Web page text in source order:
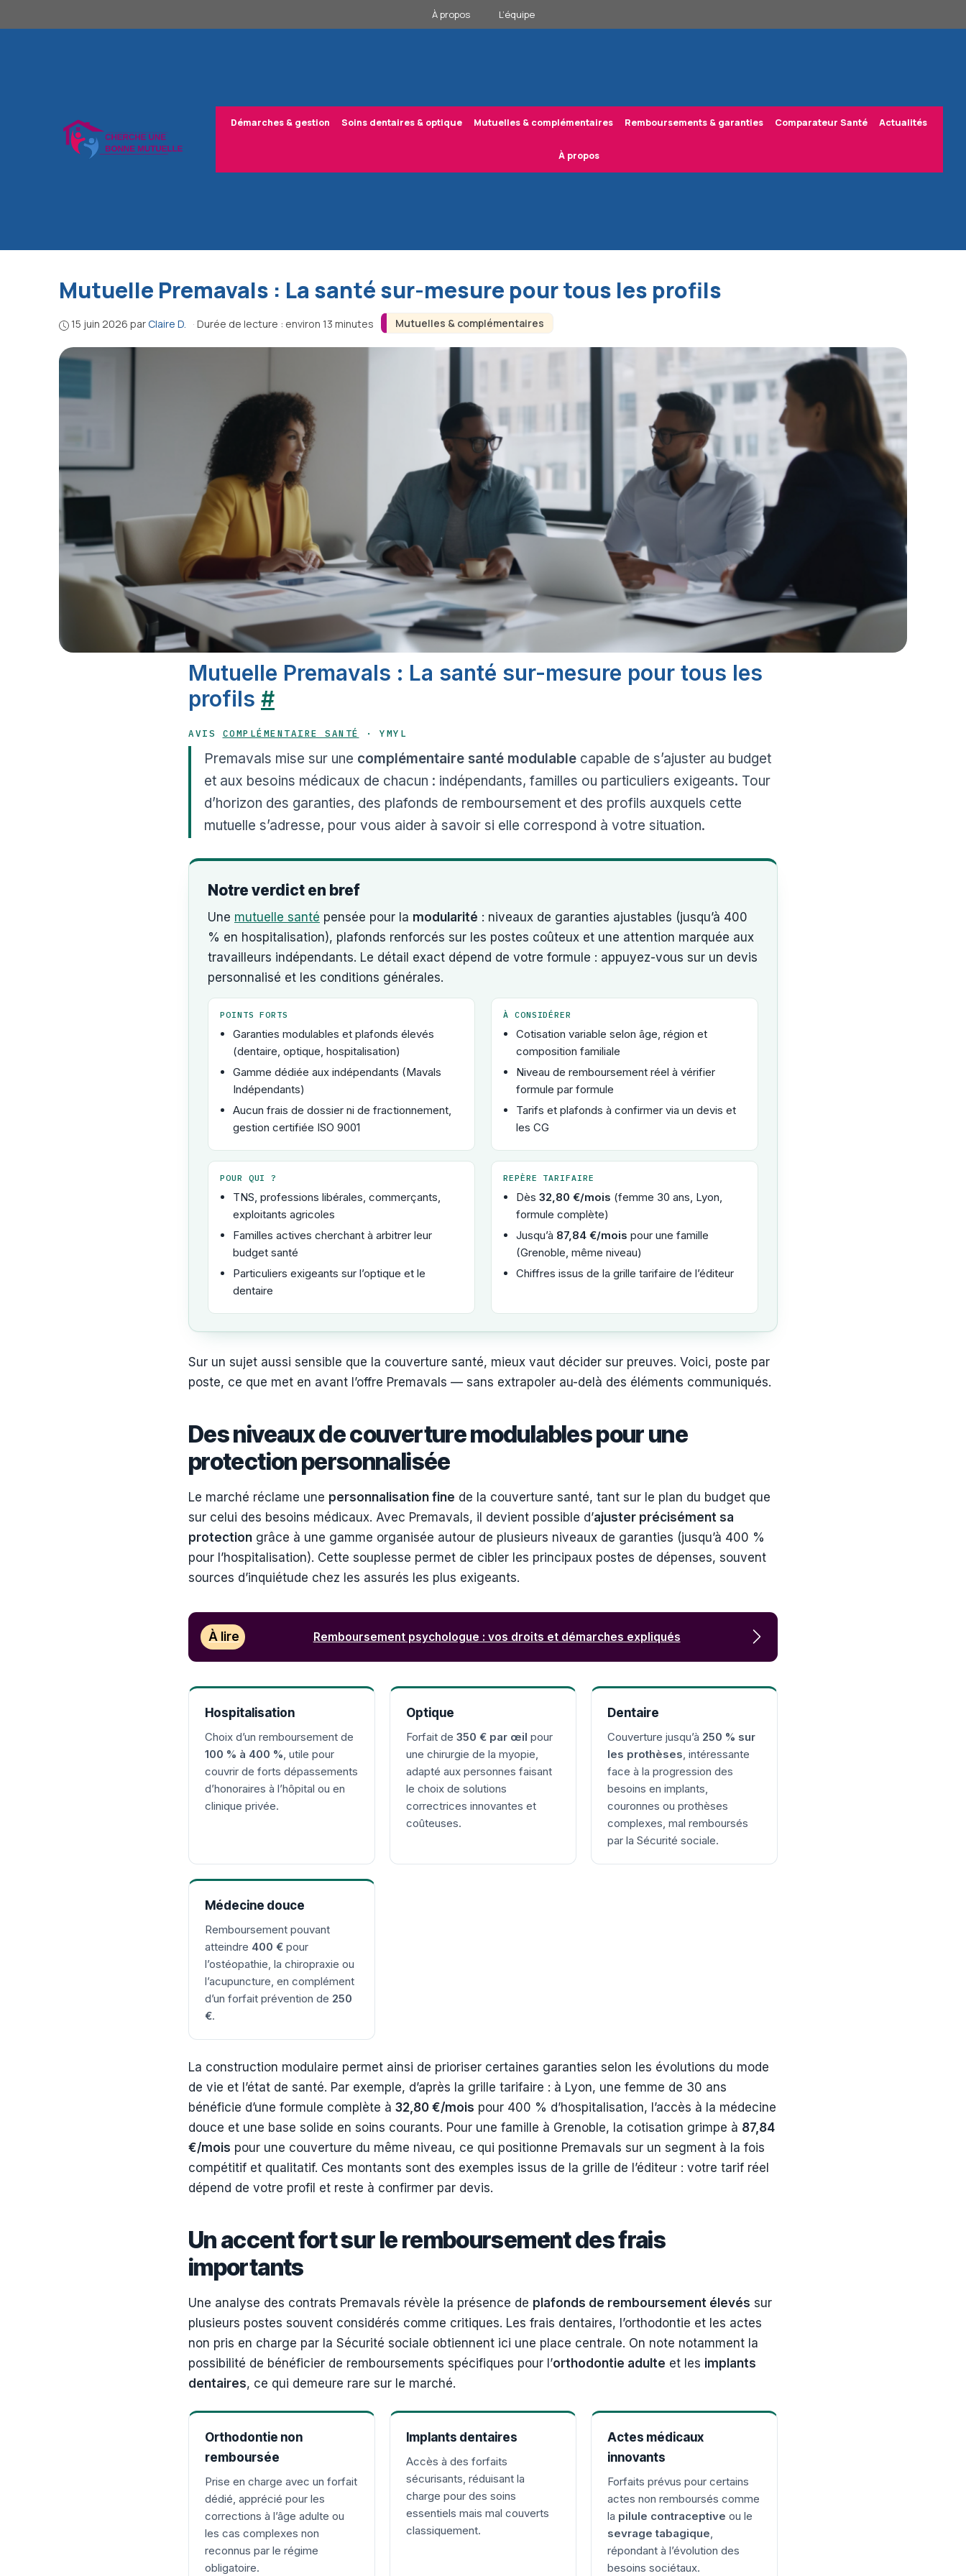
au
À propos L’équipe
Démarches & gestion Soins dentaires & optique Mutuelles & complémentaires Remboursements & garanties Comparateur Santé Actualités
À propos
Mutuelles & complémentaires
Mutuelle Premavals : La santé sur-mesure pour tous les profils
15 juin 2026 par Claire D. · Durée de lecture : environ 13 minutes
Mutuelle Premavals : La santé sur-mesure pour tous les
profils #
AVIS COMPLÉMENTAIRE SANTÉ · YMYL
Premavals mise sur une complémentaire santé modulable capable de s’ajuster au budget
et aux besoins médicaux de chacun : indépendants, familles ou particuliers exigeants. Tour
d’horizon des garanties, des plafonds de remboursement et des profils auxquels cette
mutuelle s’adresse, pour vous aider à savoir si elle correspond à votre situation.
Notre verdict en bref
Une mutuelle santé pensée pour la modularité : niveaux de garanties ajustables (jusqu’à 400
% en hospitalisation), plafonds renforcés sur les postes coûteux et une attention marquée aux
travailleurs indépendants. Le détail exact dépend de votre formule : appuyez-vous sur un devis
personnalisé et les conditions générales.
POINTS FORTS
Garanties modulables et plafonds élevés
(dentaire, optique, hospitalisation)
Gamme dédiée aux indépendants (Mavals
Indépendants)
Aucun frais de dossier ni de fractionnement,
gestion certifiée ISO 9001
À CONSIDÉRER
Cotisation variable selon âge, région et
composition familiale
Niveau de remboursement réel à vérifier
formule par formule
Tarifs et plafonds à confirmer via un devis et
les CG
POUR QUI ?
TNS, professions libérales, commerçants,
exploitants agricoles
Familles actives cherchant à arbitrer leur
budget santé
Particuliers exigeants sur l’optique et le
dentaire
REPÈRE TARIFAIRE
Dès 32,80 €/mois (femme 30 ans, Lyon,
formule complète)
Jusqu’à 87,84 €/mois pour une famille
(Grenoble, même niveau)
Chiffres issus de la grille tarifaire de l’éditeur
Sur un sujet aussi sensible que la couverture santé, mieux vaut décider sur preuves. Voici, poste par
poste, ce que met en avant l’offre Premavals — sans extrapoler au-delà des éléments communiqués.
Des niveaux de couverture modulables pour une
protection personnalisée
Le marché réclame une personnalisation fine de la couverture santé, tant sur le plan du budget que
sur celui des besoins médicaux. Avec Premavals, il devient possible d’ajuster précisément sa
protection grâce à une gamme organisée autour de plusieurs niveaux de garanties (jusqu’à 400 %
pour l’hospitalisation). Cette souplesse permet de cibler les principaux postes de dépenses, souvent
sources d’inquiétude chez les assurés les plus exigeants.
À lire Remboursement psychologue : vos droits et démarches expliqués
Hospitalisation
Choix d’un remboursement de
100 % à 400 % , utile pour
couvrir de forts dépassements
d’honoraires à l’hôpital ou en
clinique privée.
Optique
Forfait de 350 € par œil pour
une chirurgie de la myopie,
adapté aux personnes faisant
le choix de solutions
correctrices innovantes et
coûteuses.
Dentaire
Couverture jusqu’à 250 % sur
les prothèses , intéressante
face à la progression des
besoins en implants,
couronnes ou prothèses
complexes, mal remboursés
par la Sécurité sociale.
Médecine douce
Remboursement pouvant
atteindre 400 € pour
l’ostéopathie, la chiropraxie ou
l’acupuncture, en complément
d’un forfait prévention de 250
€.
La construction modulaire permet ainsi de prioriser certaines garanties selon les évolutions du mode
de vie et l’état de santé. Par exemple, d’après la grille tarifaire : à Lyon, une femme de 30 ans
bénéficie d’une formule complète à 32,80 €/mois pour 400 % d’hospitalisation, l’accès à la médecine
douce et une base solide en soins courants. Pour une famille à Grenoble, la cotisation grimpe à 87,84
€/mois pour une couverture du même niveau, ce qui positionne Premavals sur un segment à la fois
compétitif et qualitatif. Ces montants sont des exemples issus de la grille de l’éditeur : votre tarif réel
dépend de votre profil et reste à confirmer par devis.
Un accent fort sur le remboursement des frais
importants
Une analyse des contrats Premavals révèle la présence de plafonds de remboursement élevés sur
plusieurs postes souvent considérés comme critiques. Les frais dentaires, l’orthodontie et les actes
non pris en charge par la Sécurité sociale obtiennent ici une place centrale. On note notamment la
possibilité de bénéficier de remboursements spécifiques pour l’orthodontie adulte et les implants
dentaires, ce qui demeure rare sur le marché.
Orthodontie non
remboursée
Prise en charge avec un forfait
dédié, apprécié pour les
corrections à l’âge adulte ou
les cas complexes non
reconnus par le régime
obligatoire.
Implants dentaires
Accès à des forfaits
sécurisants, réduisant la
charge pour des soins
essentiels mais mal couverts
classiquement.
Actes médicaux
innovants
Forfaits prévus pour certains
actes non remboursés comme
la pilule contraceptive ou le
sevrage tabagique
répondant à l’évolution des
besoins sociétaux.